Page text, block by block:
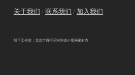
关于我们 / 联系我们 / 加入我们
线下工作室：北京市通州区宋庄镇小堡画家村内